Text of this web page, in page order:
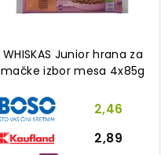
WHISKAS Junior hrana za
mačke izbor mesa 4x85g
2,46
2,89